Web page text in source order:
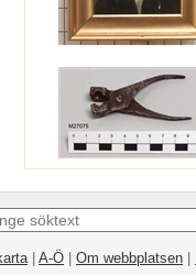
| A-Ö Om webbplatsen